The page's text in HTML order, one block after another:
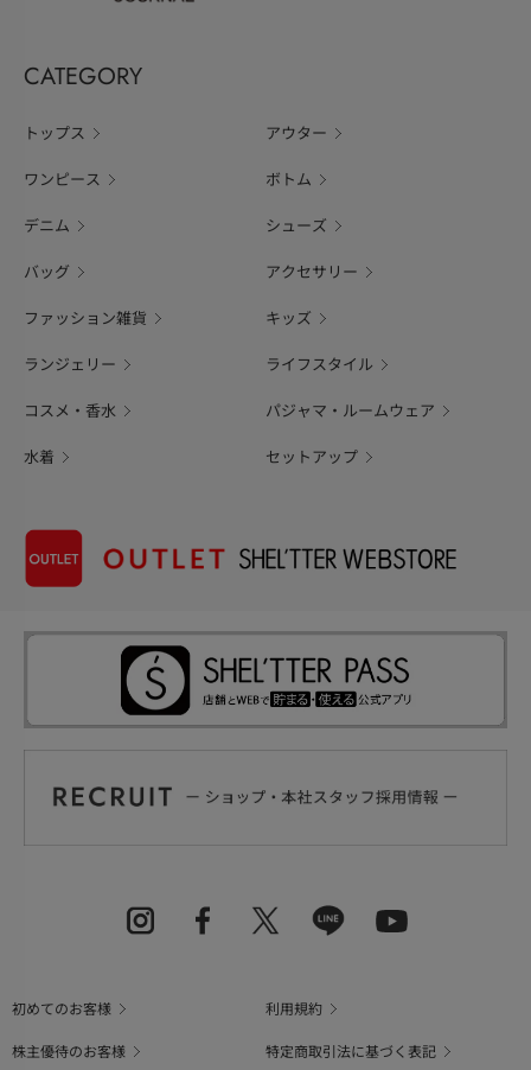
CATEGORY
トップス アウター
ワンピース ボトム
デニム シューズ
バッグ アクセサリー
ファッション雑貨 キッズ
ランジェリー ライフスタイル
コスメ・香水 パジャマ・ルームウェア
水着 セットアップ
初めてのお客様
利用規約
株主優待のお客様
特定商取引法に基づく表記